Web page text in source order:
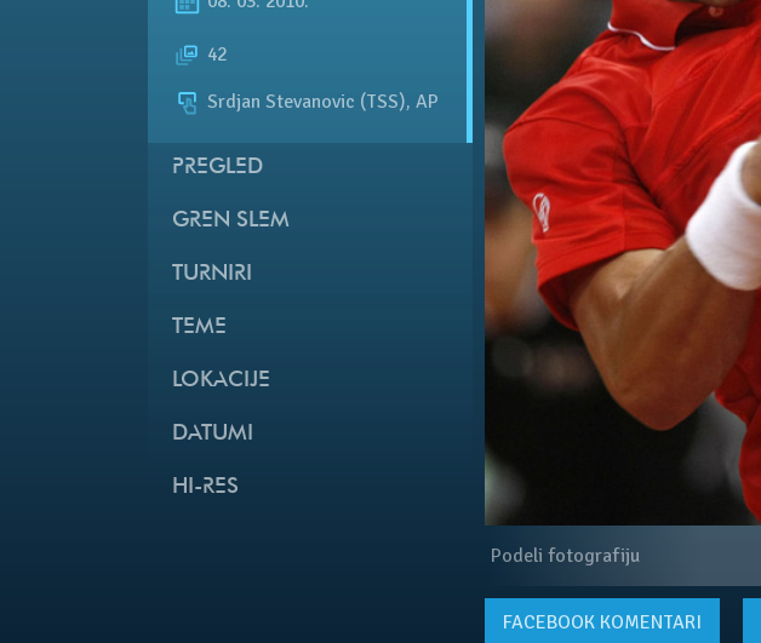
42
Srdjan Stevanovic (TSS), AP
PREGLED
GREN SLEM
TURNIRI
TEME
LOKACIJE
DATUMI
HI-RES
Podeli fotografiju
FACEBOOKKOMENTARI